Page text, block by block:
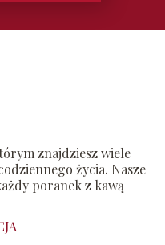
znajdziesz wiele
życia. Nasze
poranek z kawą